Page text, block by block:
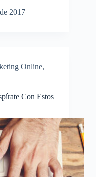
2017
Online,
Con Estos